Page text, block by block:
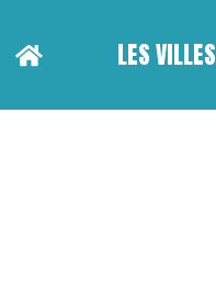
LES VILLES